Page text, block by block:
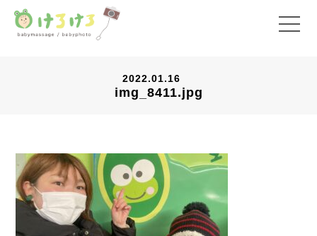
2022.01.16
img_8411.jpg